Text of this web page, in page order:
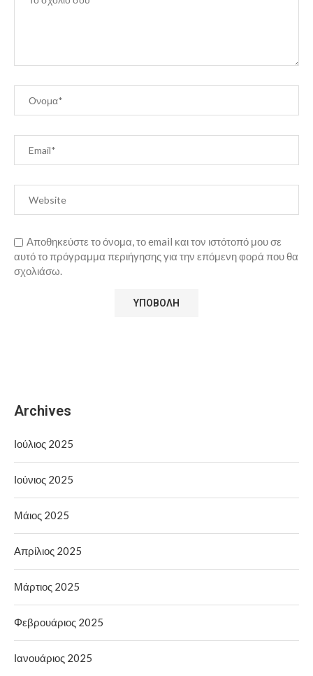
Αποθηκεύστε το όνομα, το email και τον ιστότοπό μου σε
αυτό το πρόγραμμα περιήγησης για την επόμενη φορά που θα
σχολιάσω.
Archives
Ιούλιος 2025
Ιούνιος 2025
Μάιος 2025
Απρίλιος 2025
Μάρτιος 2025
Φεβρουάριος 2025
Ιανουάριος 2025